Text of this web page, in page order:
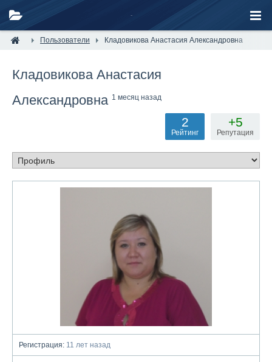
Пользователи Кладовикова Анастасия Александровна
Кладовикова Анастасия
Александровна 1 месяц назад
+5
Репутация
2
Рейтинг
Регистрация: 11 лет назад